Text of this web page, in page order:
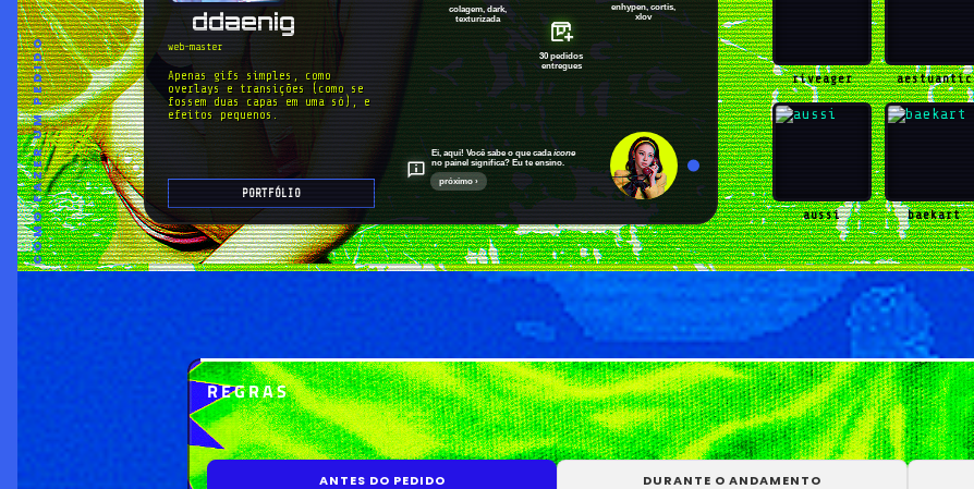
ddaenig
web-master
Apenas gifs simples, como
overlays e transições (como se
fossem duas capas em uma só), e
efeitos pequenos.
PORTFÓLIO
colagem, dark,
texturizada
enhypen, cortis,
xlov
30 pedidos
entregues
Ei, aqui! Você sabe o que cadaícone
no painel significa? Eu te ensino.
próximo ›
riveager aestuantic
aussi baekart
chanyouchan
REGRAS
ANTES DO PEDIDO DURANTE O ANDAMENTO
COMO FAZER UM PEDIDO